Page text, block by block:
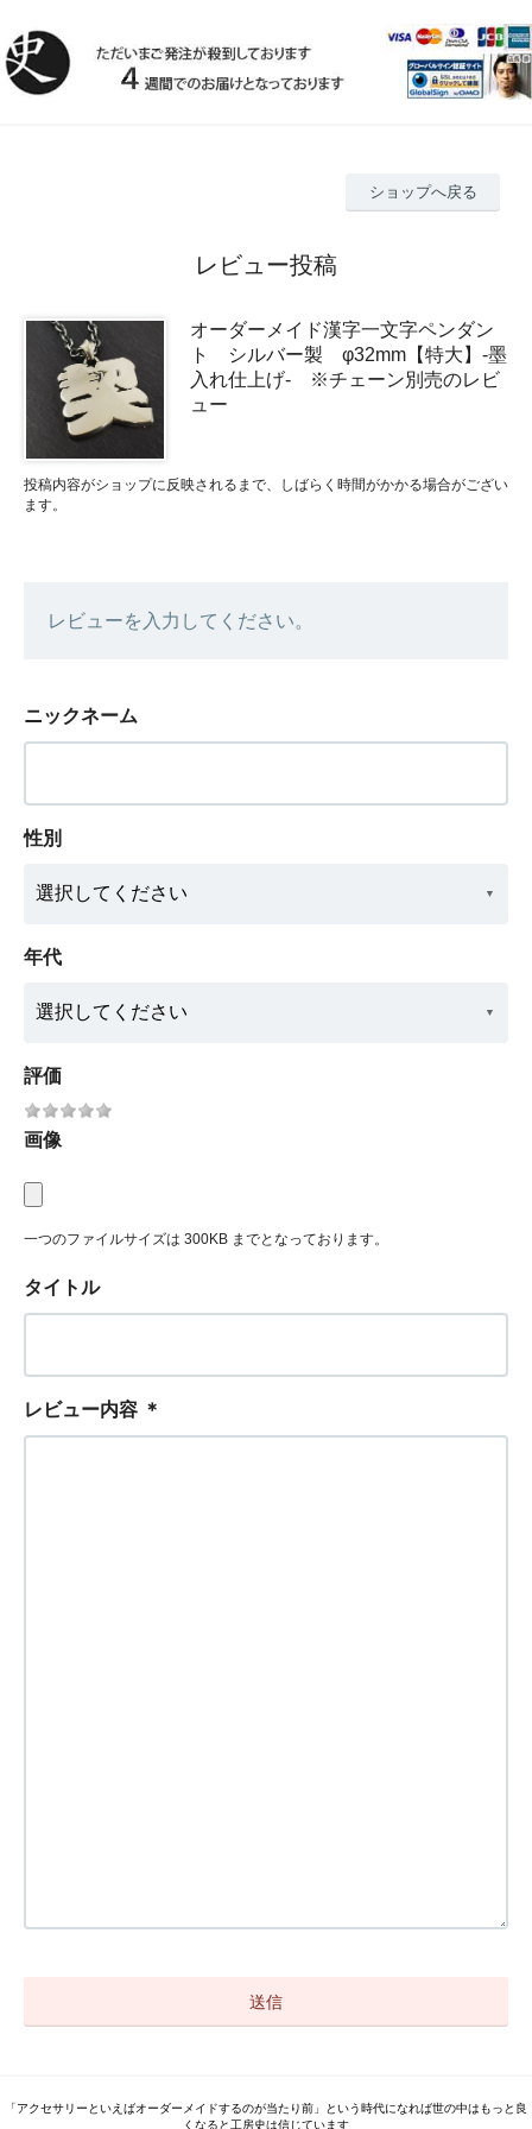
ショップへ戻る
レビュー投稿
オーダーメイド漢字一文字ペンダン
ト シルバー製 φ32mm【特大】-墨
入れ仕上げ- ※チェーン別売のレビ
ュー
投稿内容がショップに反映されるまで、しばらく時間がかかる場合がござい
ます。
レビューを入力してください。
ニックネーム
性別
年代
評価
画像
一つのファイルサイズは 300KB までとなっております。
タイトル
レビュー内容 ＊
「アクセサリーといえばオーダーメイドするのが当たり前」という時代になれば世の中はもっと良
くなると工房史は信じています